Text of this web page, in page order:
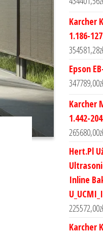
Karcher
1.186-
354581,28zł
Epson
347789,00zł
Karcher
1.442-
265680,00zł
Hert.Pl
Inline
225572,00zł
Karcher